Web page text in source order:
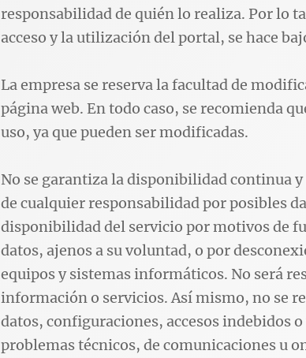
responsabilidad de quién lo realiza. Por lo
acceso y la utilización del portal, se hace
La empresa se reserva la facultad de
página web. En todo caso, se recomienda
uso, ya que pueden ser modificadas.
No se garantiza la disponibilidad continua
de cualquier responsabilidad por posibles
disponibilidad del servicio por motivos de
datos, ajenos a su voluntad, o por
equipos y sistemas informáticos. No será
información o servicios. Así mismo, no se
datos, configuraciones, accesos indebidos
problemas técnicos, de comunicaciones u